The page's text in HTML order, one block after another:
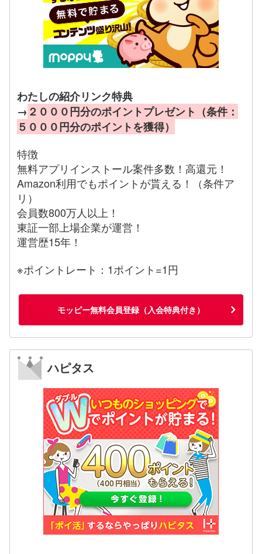
わたしの紹介リンク特典
→ ２０００円分のポイントプレゼント（条件：
５０００円分のポイントを獲得）
特徴
無料アプリインストール案件多数！高還元！
Amazon利用でもポイントが貰える！（条件ア
リ）
会員数800万人以上！
東証一部上場企業が運営！
運営歴15年！
※ポイントレート：1ポイント=1円
モッピー無料会員登録（入会特典付き）
ハピタス